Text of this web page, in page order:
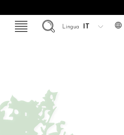
Lingua